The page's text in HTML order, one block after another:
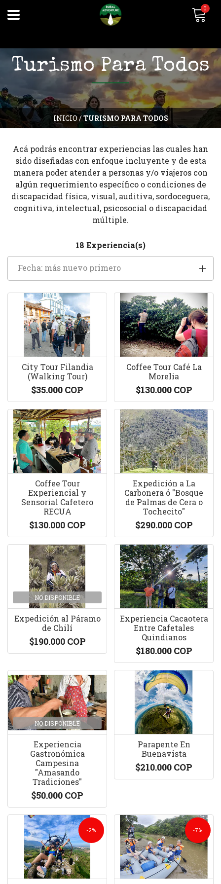
0
INICIO/TURISMO PARA TODOS
Turismo Para Todos
Acá podrás encontrar experiencias las cuales han
sido diseñadas con enfoque incluyente y de esta
manera poder atender a personas y/o viajeros con
algún requerimiento específico o condiciones de
discapacidad física, visual, auditiva, sordoceguera,
cognitiva, intelectual, psicosocial o discapacidad
múltiple.
18 Experiencia(s)
Fecha: más nuevo primero
City Tour Filandia
(Walking Tour)
$35.000 COP
Coffee Tour Café La
Morelia
$130.000 COP
Coffee Tour
Experiencial y
Sensorial Cafetero
RECUA
$130.000 COP
Expedición a La
Carbonera ó "Bosque
de Palmas de Cera o
Tochecito"
$290.000 COP
NO DISPONIBLE
Expedición al Páramo
de Chilí
$190.000 COP
Experiencia Cacaotera
Entre Cafetales
Quindianos
$180.000 COP
NO DISPONIBLE
Experiencia
Gastronómica
Campesina
"Amasando
Tradiciones"
$50.000 COP
Parapente En
Buenavista
$210.000 COP
-2% -7%